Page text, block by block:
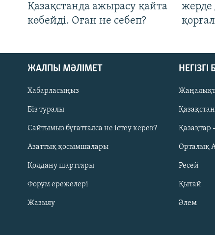
Русский
ЖАЗЫЛЫҢЫЗ
Қазақстанда ажырасу қайта
көбейді. Оған не себеп?
жерде
ЖАЛПЫ МӘЛІМЕТ
Хабарласыңыз
Біз туралы
Сайтымыз бұғатталса не істеу керек?
Азаттық қосымшалары
Қолдану шарттары
Форум ережелері
Жазылу
Қазақстан
Қазақтар
Орталық
Ресей
Қытай
Әлем